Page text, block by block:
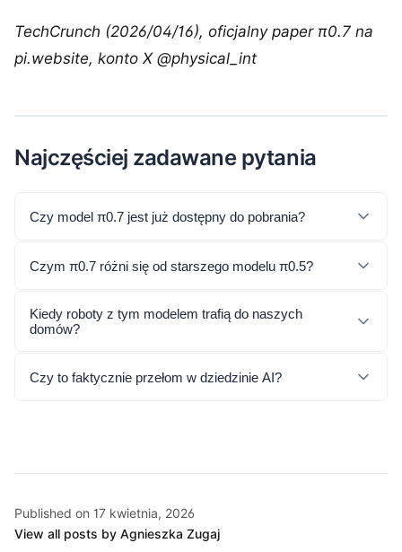
TechCrunch (2026/04/16), oficjalny paper π0.7 na
pi.website, konto X @physical_int
Najczęściej zadawane pytania
Czy model π0.7 jest już dostępny do pobrania?
Czym π0.7 różni się od starszego modelu π0.5?
Kiedy roboty z tym modelem trafią do naszych
domów?
Czy to faktycznie przełom w dziedzinie AI?
Published on 17 kwietnia, 2026
View all posts by Agnieszka Zugaj